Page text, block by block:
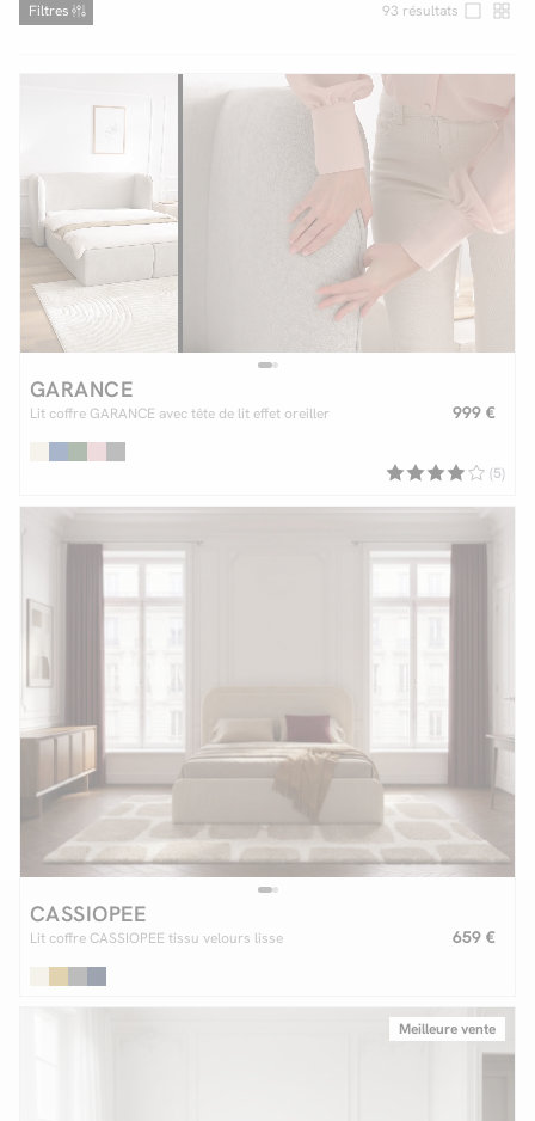
Facilité de paiements
Livraison
Aide et contact
Conseil sur mesure
Mieux nous connaître
Filtres 93 résultats
GARANCE
Lit coffre GARANCE avec tête de lit effet oreiller 999 €
(5)
CASSIOPEE
Lit coffre CASSIOPEE tissu velours lisse 659 €
Meilleure vente